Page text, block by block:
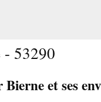
53290
et ses